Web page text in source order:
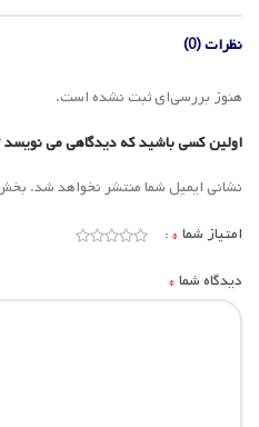
نظرات (0)
هنوز بررسی‌ای ثبت نشده است.
اولین کسی باشید که دیدگاهی می نویسد
نشانی ایمیل شما منتشر نخواهد شد.
امتیاز شما*
دیدگاه شما*